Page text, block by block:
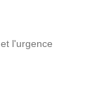
l'urgence